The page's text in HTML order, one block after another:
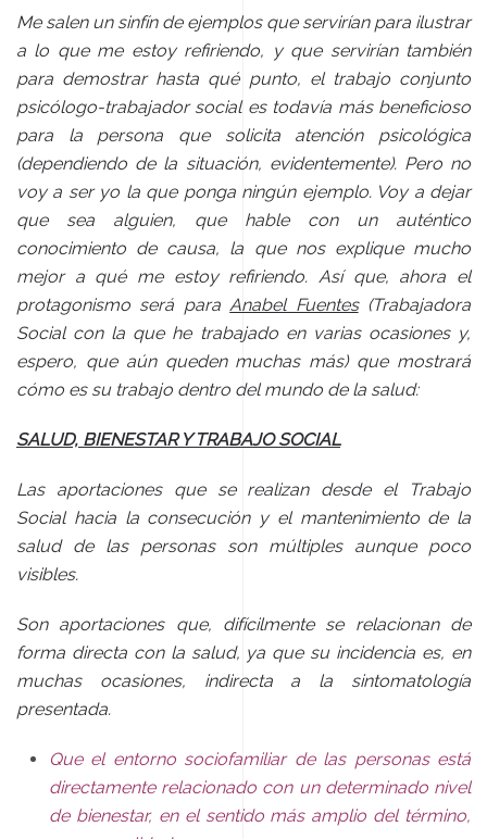
Me salen un sinfín de ejemplos que servirían para ilustrar
a lo que me estoy refiriendo, y que servirían también
para demostrar hasta qué punto, el trabajo conjunto
psicólogo-trabajador social es todavía más beneficioso
para la persona que solicita atención psicológica
(dependiendo de la situación, evidentemente). Pero no
voy a ser yo la que ponga ningún ejemplo. Voy a dejar
que sea alguien, que hable con un auténtico
conocimiento de causa, la que nos explique mucho
mejor a qué me estoy refiriendo. Así que, ahora el
protagonismo será paraAnabel Fuentes(Trabajadora
Social con la que he trabajado en varias ocasiones y,
espero, que aún queden muchas más) que mostrará
cómo es su trabajo dentro del mundo de la salud:
SALUD, BIENESTAR Y TRABAJO SOCIAL
Las aportaciones que se realizan desde el Trabajo
Social hacia la consecución y el mantenimiento de la
salud de las personas son múltiples aunque poco
visibles.
Son aportaciones que, difícilmente se relacionan de
forma directa con la salud, ya que su incidencia es, en
muchas ocasiones, indirecta a la sintomatología
presentada.
Que el entorno sociofamiliar de las personas está
directamente relacionado con un determinado nivel
de bienestar, en el sentido más amplio del término,